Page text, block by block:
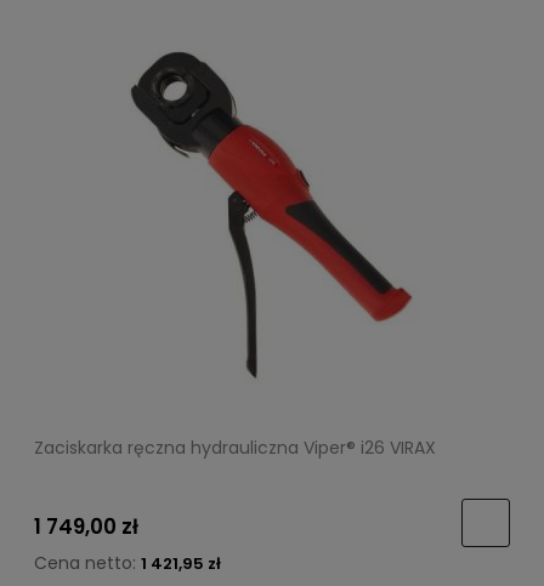
Zaciskarka ręczna hydrauliczna Viper® i26 VIRAX
1 749,00 zł
Cena netto: 1 421,95 zł